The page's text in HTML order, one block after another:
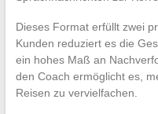
Dieses Format erfüllt zwei
Kunden reduziert es die
ein hohes Maß an
den Coach ermöglicht es,
Reisen zu vervielfachen.